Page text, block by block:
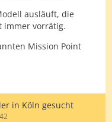
ausläuft, die
immer vorrätig.
Mission Point
in Köln gesucht